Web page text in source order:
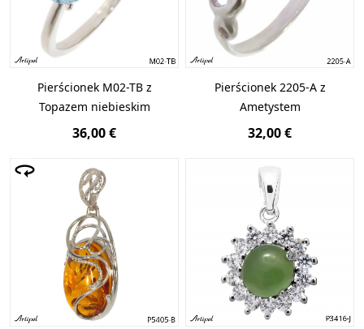
Pierścionek M02-TB z
Topazem niebieskim
36,00 €
Pierścionek 2205-A z
Ametystem
32,00 €